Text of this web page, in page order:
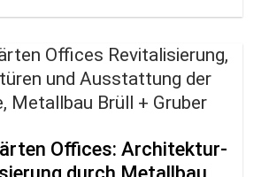
Offices: Architektur-